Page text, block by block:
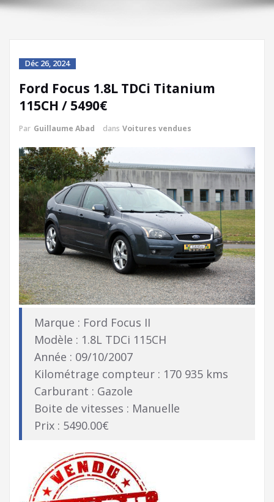
Déc 26, 2024
Ford Focus 1.8L TDCi Titanium
115CH / 5490€
Par Guillaume Abad dans Voitures vendues
Marque : Ford Focus II
Modèle : 1.8L TDCi 115CH
Année : 09/10/2007
Kilométrage compteur : 170 935 kms
Carburant : Gazole
Boite de vitesses : Manuelle
Prix : 5490.00€